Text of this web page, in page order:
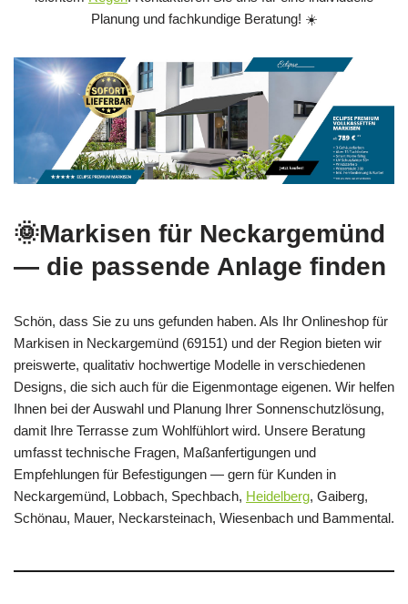
Planung und fachkundige Beratung! ☀️
🌞Markisen für Neckargemünd
— die passende Anlage finden
Schön, dass Sie zu uns gefunden haben. Als Ihr Onlineshop für
Markisen in Neckargemünd (69151) und der Region bieten wir
preiswerte, qualitativ hochwertige Modelle in verschiedenen
Designs, die sich auch für die Eigenmontage eigenen. Wir helfen
Ihnen bei der Auswahl und Planung Ihrer Sonnenschutzlösung,
damit Ihre Terrasse zum Wohlfühlort wird. Unsere Beratung
umfasst technische Fragen, Maßanfertigungen und
Empfehlungen für Befestigungen — gern für Kunden in
Neckargemünd, Lobbach, Spechbach, Heidelberg, Gaiberg,
Schönau, Mauer, Neckarsteinach, Wiesenbach und Bammental.